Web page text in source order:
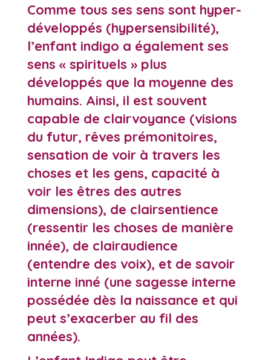
Comme tous ses sens sont hyper-
développés (hypersensibilité),
l’enfant indigo a également ses
sens « spirituels » plus
développés que la moyenne des
humains. Ainsi, il est souvent
capable de clairvoyance (visions
du futur, rêves prémonitoires,
sensation de voir à travers les
choses et les gens, capacité à
voir les êtres des autres
dimensions), de clairsentience
(ressentir les choses de manière
innée), de clairaudience
(entendre des voix), et de savoir
interne inné (une sagesse interne
possédée dès la naissance et qui
peut s’exacerber au fil des
années).